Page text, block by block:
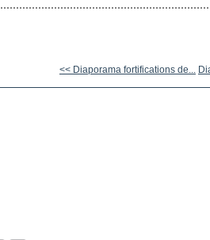
<< Diaporama fortifications de...